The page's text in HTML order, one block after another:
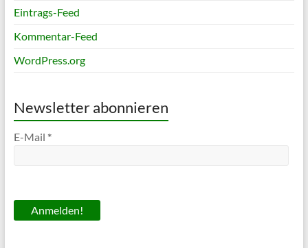
Eintrags-Feed
Kommentar-Feed
WordPress.org
Newsletter abonnieren
E-Mail *